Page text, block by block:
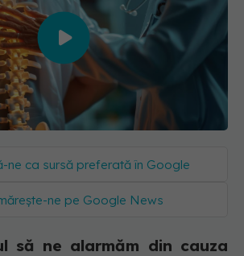
ne ca sursă preferată în Google
ne pe Google News
să ne alarmăm din cauza